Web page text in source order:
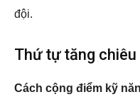
đội.
Thứ tự tăng
Cách cộng điểm kỹ